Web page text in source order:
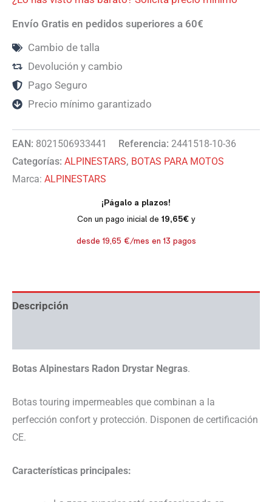
Envío Gratis en pedidos superiores a 60€
Cambio de talla
Devolución y cambio
Pago Seguro
Precio mínimo garantizado
EAN: 8021506933441 Referencia: 2441518-10-36
Categorías: ALPINESTARS, BOTAS PARA MOTOS
Marca: ALPINESTARS
Descripción
Botas Alpinestars Radon Drystar Negras.
Botas touring impermeables que combinan a la
perfección confort y protección. Disponen de certificación
CE.
Características principales: